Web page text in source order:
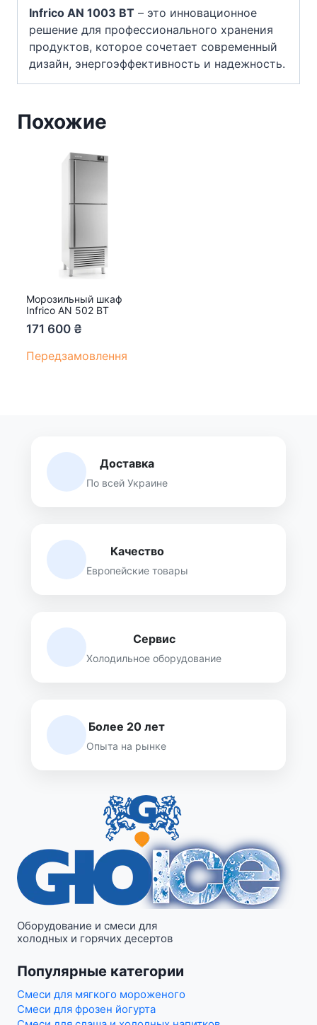
Infrico AN 1003 BT – это инновационное
решение для профессионального хранения
продуктов, которое сочетает современный
дизайн, энергоэффективность и надежность.
Похожие
Морозильный шкаф
Infrico AN 502 BT
171 600 ₴
Передзамовлення
Доставка
По всей Украине
Качество
Европейские товары
Сервис
Холодильное оборудование
Более 20 лет
Опыта на рынке
Оборудование и смеси для
холодных и горячих десертов
Популярные категории
Смеси для мягкого мороженого
Смеси для фрозен йогурта